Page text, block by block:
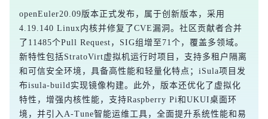
openEuler20.09版本正式发布，属于创新版本，采用
4.19.140 Linux内核并修复了CVE漏洞。社区贡献者合并
了11485个Pull Request，SIG组增至71个，覆盖多领域。
新特性包括StratoVirt虚拟机运行时项目，支持多租户隔离
和可信安全环境，具备高性能和轻量化特点；iSula项目发
布isula-build实现镜像构建。此外，版本还优化了虚拟化
特性，增强内核性能，支持Raspberry Pi和UKUI桌面环
境，并引入A-Tune智能运维工具，全面提升系统性能和易